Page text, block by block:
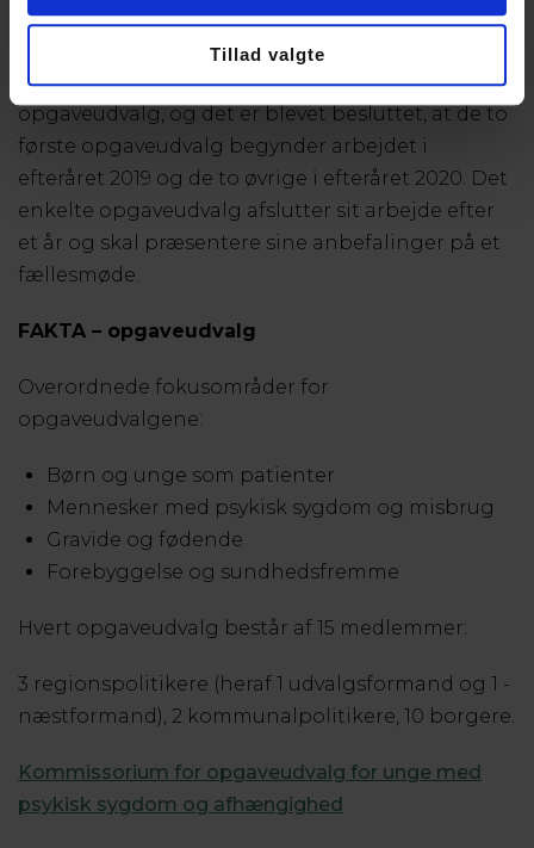
Tillad valgte
eller stoffer.”
Region Hovedstaden nedsætter fire
opgaveudvalg, og det er blevet besluttet, at de to
første opgaveudvalg begynder arbejdet i
efteråret 2019 og de to øvrige i efteråret 2020. Det
enkelte opgaveudvalg afslutter sit arbejde efter
et år og skal præsentere sine anbefalinger på et
fællesmøde.
FAKTA – opgaveudvalg
Overordnede fokusområder for
opgaveudvalgene:
Børn og unge som patienter
Mennesker med psykisk sygdom og misbrug
Gravide og fødende
Forebyggelse og sundhedsfremme
Hvert opgaveudvalg består af 15 medlemmer:
3 regionspolitikere (heraf 1 udvalgsformand og 1 -
næstformand), 2 kommunalpolitikere, 10 borgere.
Kommissorium for opgaveudvalg for unge med
psykisk sygdom og afhængighed